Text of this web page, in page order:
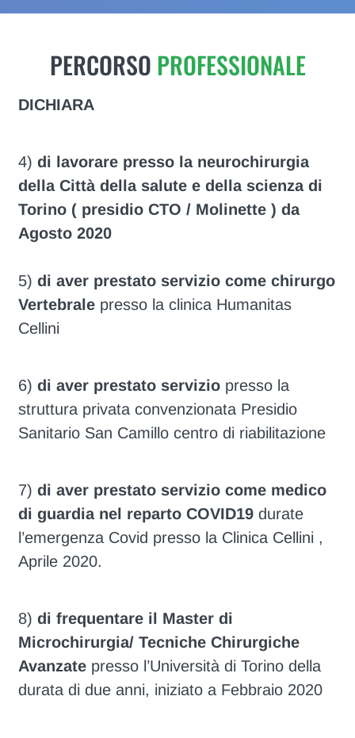
PERCORSO PROFESSIONALE
DICHIARA
4)di lavorare presso la neurochirurgia
della Città della salute e della scienza di
Torino ( presidio CTO / Molinette ) da
Agosto 2020
5)di aver prestato servizio come chirurgo
Vertebrale presso la clinica Humanitas
Cellini
6)di aver prestato servizio presso la
struttura privata convenzionata Presidio
Sanitario San Camillo centro di riabilitazione
7)di aver prestato servizio come medico
di guardia nel reparto COVID19 durate
l’emergenza Covid presso la Clinica Cellini ,
Aprile 2020.
8)di frequentare il Master di
Microchirurgia/ Tecniche Chirurgiche
Avanzate presso l’Università di Torino della
durata di due anni, iniziato a Febbraio 2020